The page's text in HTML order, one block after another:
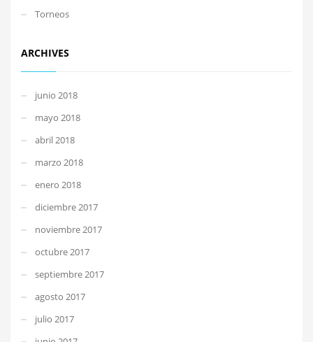
Torneos
ARCHIVES
junio 2018
mayo 2018
abril 2018
marzo 2018
enero 2018
diciembre 2017
noviembre 2017
octubre 2017
septiembre 2017
agosto 2017
julio 2017